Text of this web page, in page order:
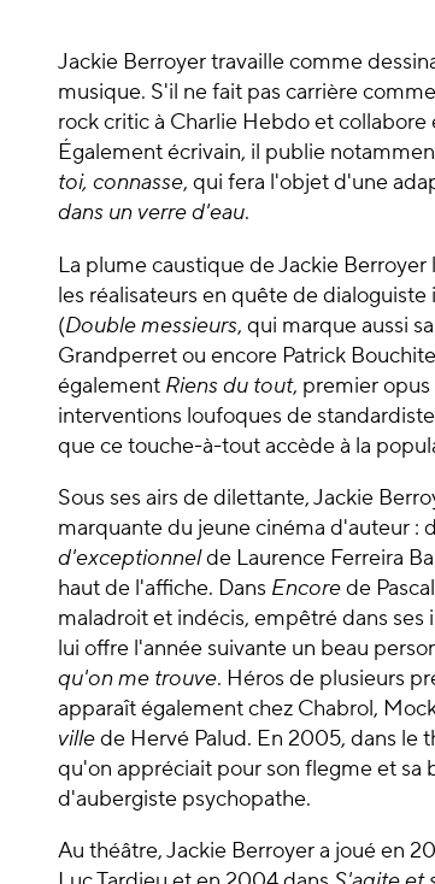
Jackie Berroyer travaille comme
musique. S'il ne fait pas carrière
rock critic à Charlie Hebdo et
Également écrivain, il publie
toi, connasse, qui fera l'objet d'une
dans un verre d'eau.
La plume caustique de Jackie
les réalisateurs en quête de
(Double messieurs, qui marque aussi
Grandperret ou encore Patrick
également Riens du tout, premier opus
interventions loufoques de
que ce touche-à-tout accède à la
Sous ses airs de dilettante, Jackie
marquante du jeune cinéma d'auteur :
d'exceptionnelde Laurence Ferreira
haut de l'affiche. Dans Encorede
maladroit et indécis, empêtré dans
lui offre l'année suivante un beau
qu'on me trouve. Héros de plusieurs
apparaît également chez Chabrol,
villede Hervé Palud. En 2005, dans le
qu'on appréciait pour son flegme et
d'aubergiste psychopathe.
Au théâtre, Jackie Berroyer a joué en